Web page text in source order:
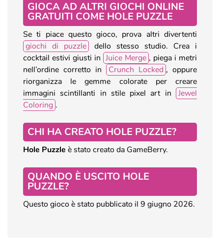
GIOCA AD ALTRI GIOCHI ONLINE
GRATUITI COME HOLE PUZZLE
Se ti piace questo gioco, prova altri divertenti
giochi di puzzle
dello stesso studio. Crea i
cocktail estivi giusti in Juice Merge , piega i metri
nell’ordine corretto in
Crunch Locked , oppure
riorganizza le gemme colorate per creare
immagini scintillanti in stile pixel art in
Jewel
Coloring .
CHI HA CREATO HOLE PUZZLE?
Hole Puzzle è stato creato da GameBerry.
QUANDO È USCITO HOLE
PUZZLE?
Questo gioco è stato pubblicato il 9 giugno 2026.